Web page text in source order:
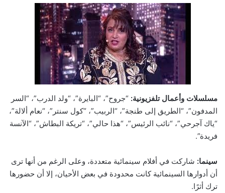
مسلسلات وأعمال تلفزيونية: “جروح”، “البايرة”، “ولد الدرب”، “السر
المدفون”، “الطريق إلى طنجة”، “الربيب”، “كول سنتر”، “نعام ألالة”،
“ياك آجرحي”، “نائب الرئيس”، “هذا حالي”، “تريكة البطاش”، “الآنسة
فريدة”.
سينما: شاركت في أفلام سينمائية متعددة، وعلى الرغم من أنها ترى
أن أدوارها السينمائية كانت محدودة في بعض الأحيان، إلا أن حضورها
ترك أثرًا.